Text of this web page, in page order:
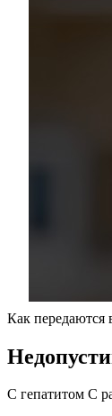
Как
С гепатитом С